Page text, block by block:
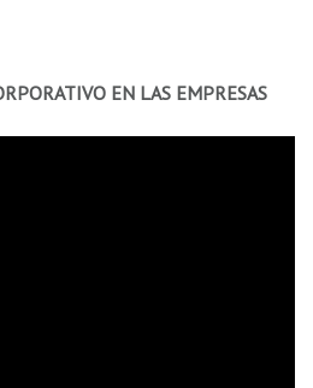
EN LAS EMPRESAS